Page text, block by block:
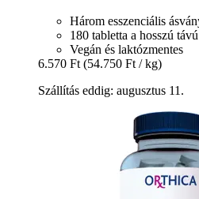
Három esszenciális
180 tabletta a hosszú
Vegán és laktózmentes
6.570 Ft (54.750 Ft / kg)
Szállítás eddig: augusztus 11.